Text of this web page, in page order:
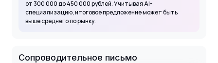
от 300 000 до 450 000 рублей. Учитывая AI-
специализацию, итоговое предложение может быть
выше среднего по рынку.
Сопроводительное письмо